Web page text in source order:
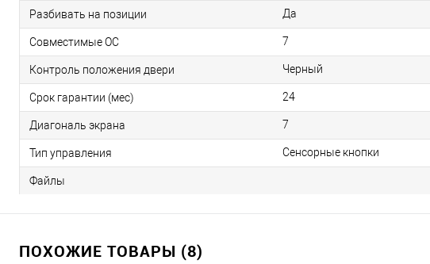
Разбивать на позиции Да
Cовместимые ОС 7
Контроль положения двери Черный
Срок гарантии (мес) 24
Диагональ экрана 7
Тип управления Сенсорные кнопки
Файлы
ПОХОЖИЕ ТОВАРЫ (8)